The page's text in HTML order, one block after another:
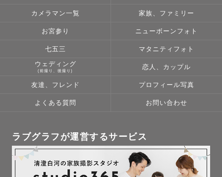
カメラマン一覧 家族、ファミリー
お宮参り ニューボーンフォト
七五三 マタニティフォト
ウェディング
(前撮り、後撮り)
恋人、カップル
友達、フレンド プロフィール写真
よくある質問 お問い合わせ
ラブグラフが運営するサービス